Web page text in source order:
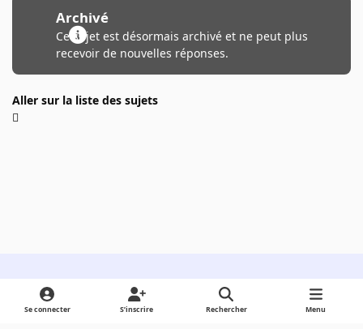
Archivé
Ce sujet est désormais archivé et ne peut plus
recevoir de nouvelles réponses.
Aller sur la liste des sujets
Light ModeDark ModeSystem Preference
Se connecter S’inscrire Rechercher Menu